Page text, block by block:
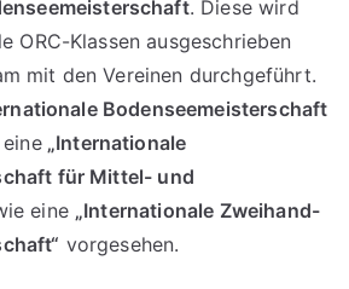
. Diese wird
ORC-Klassen ausgeschrieben
mit den Vereinen durchgeführt.
Bodenseemeisterschaft
eine„Internationale
für Mittel- und
eine „Internationale Zweihand-
vorgesehen.